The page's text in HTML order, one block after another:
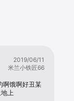
2019/06/11
米兰小铁匠66
啊饿啊好丑某
上